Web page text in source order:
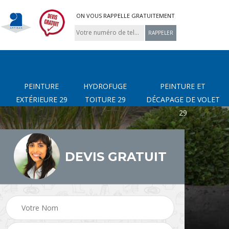
ON VOUS RAPPELLE GRATUITEMENT
PEINTURE
EXTÉRIEURE 29
HYDROFUGE
TOITURE 29
PEINTURE ET
DÉCAPAGE DE VOLET
29
Nettoyage de terrasse Peinture Extérieure 29
DEVIS GRATUIT